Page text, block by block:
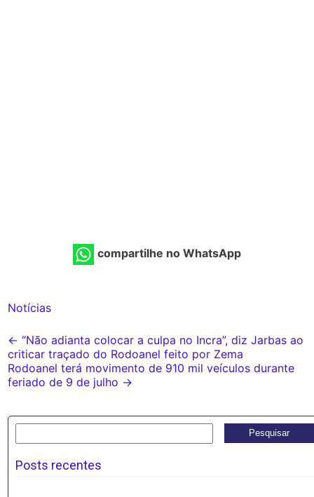
compartilhe no WhatsApp
Notícias
Post
navigation
← “Não adianta colocar a culpa no Incra”, diz Jarbas ao
criticar traçado do Rodoanel feito por Zema
Rodoanel terá movimento de 910 mil veículos durante
feriado de 9 de julho →
por:
Posts recentes